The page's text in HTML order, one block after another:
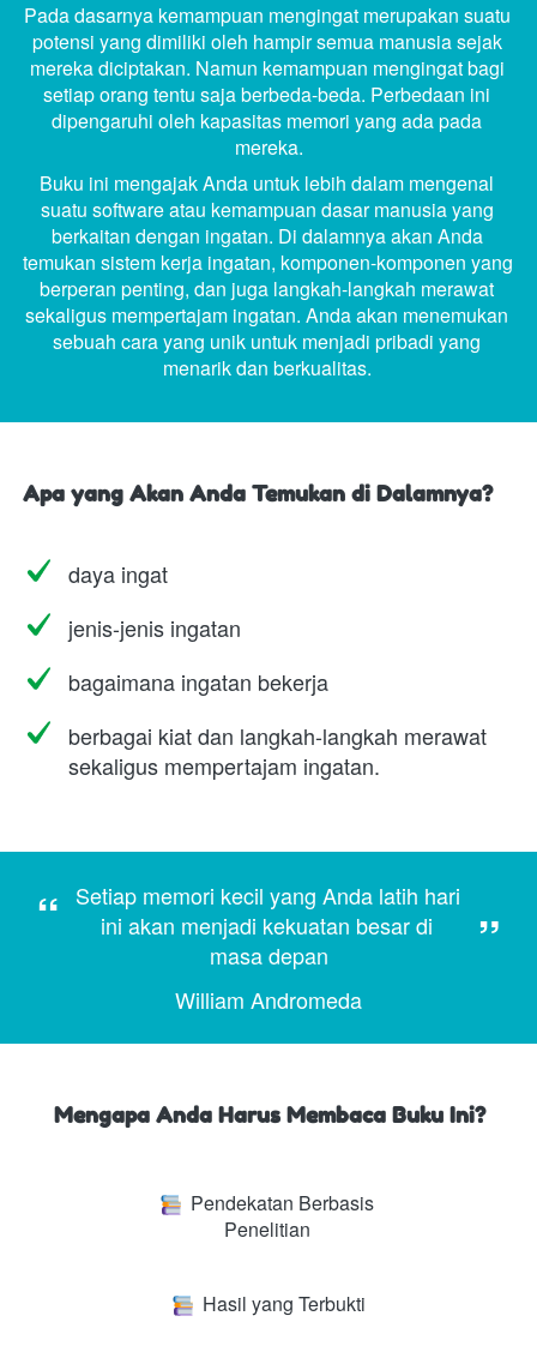
Pada dasarnya kemampuan mengingat merupakan suatu
potensi yang dimiliki oleh hampir semua manusia sejak
mereka diciptakan. Namun kemampuan mengingat bagi
setiap orang tentu saja berbeda-beda. Perbedaan ini
dipengaruhi oleh kapasitas memori yang ada pada
mereka.
Buku ini mengajak Anda untuk lebih dalam mengenal
suatu software atau kemampuan dasar manusia yang
berkaitan dengan ingatan. Di dalamnya akan Anda
temukan sistem kerja ingatan, komponen-komponen yang
berperan penting, dan juga langkah-langkah merawat
sekaligus mempertajam ingatan. Anda akan menemukan
sebuah cara yang unik untuk menjadi pribadi yang
menarik dan berkualitas.
Apa yang Akan Anda Temukan di Dalamnya?
daya ingat
jenis-jenis ingatan
bagaimana ingatan bekerja
berbagai kiat dan langkah-langkah merawat
sekaligus mempertajam ingatan.
“
Setiap memori kecil yang Anda latih hari
ini akan menjadi kekuatan besar di
masa depan
”
William Andromeda
Mengapa Anda Harus Membaca Buku Ini?
  Pendekatan Berbasis
Penelitian
  Hasil yang Terbukti